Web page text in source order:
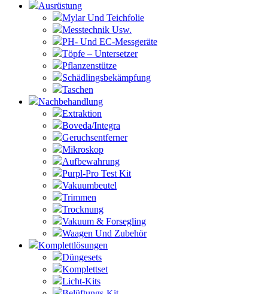
Ausrüstung
Mylar Und Teichfolie
Messtechnik Usw.
PH- Und EC-Messgeräte
Töpfe – Untersetzer
Pflanzenstütze
Schädlingsbekämpfung
Taschen
Nachbehandlung
Extraktion
Boveda/Integra
Geruchsentferner
Mikroskop
Aufbewahrung
Purpl-Pro Test Kit
Vakuumbeutel
Trimmen
Trocknung
Vakuum & Forsegling
Waagen Und Zubehör
Komplettlösungen
Düngesets
Komplettset
Licht-Kits